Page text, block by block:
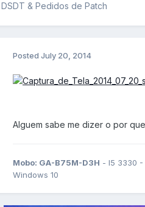
DSDT & Pedidos de Patch
Posted July 20, 2014
Alguem sabe me dizer o por
Mobo: GA-B75M-D3H - I5 3330 -
Windows 10